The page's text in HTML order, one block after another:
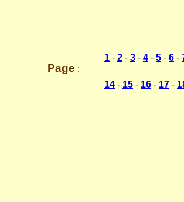
Page :
1 - 2 - 3 - 4 - 5 - 6 -
14 - 15 - 16 - 17 -